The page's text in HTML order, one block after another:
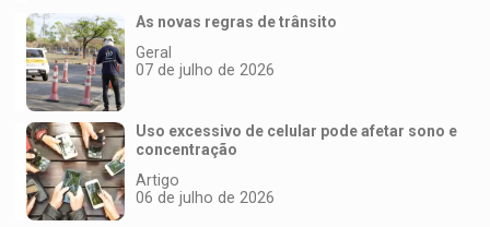
As novas regras de trânsito
Geral
07 de julho de 2026
Uso excessivo de celular pode afetar sono e
concentração
Artigo
06 de julho de 2026